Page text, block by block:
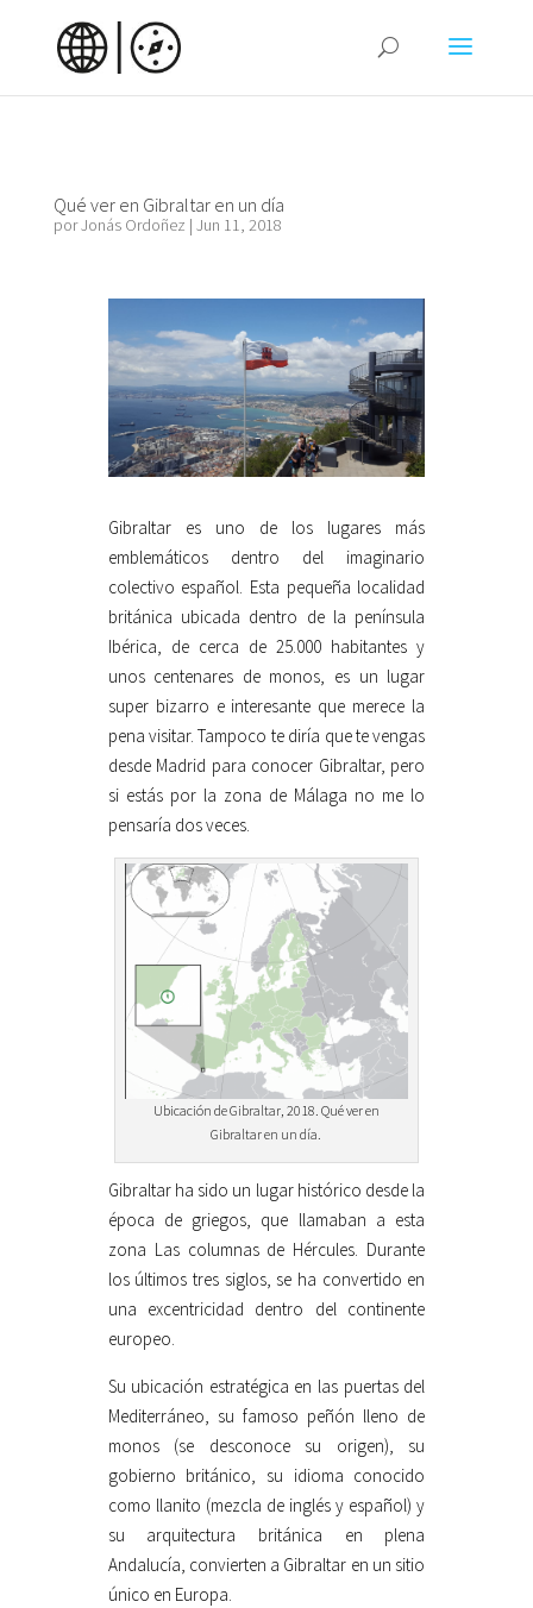
Qué ver en Gibraltar en un día
porJonás Ordoñez | Jun 11, 2018
Gibraltar es uno de los lugares más
emblemáticos dentro del imaginario
colectivo español. Esta pequeña localidad
británica ubicada dentro de la península
Ibérica, de cerca de 25.000 habitantes y
unos centenares de monos, es un lugar
super bizarro e interesante que merece la
pena visitar. Tampoco te diría que te vengas
desde Madrid para conocer Gibraltar, pero
si estás por la zona de Málaga no me lo
pensaría dos veces.
Ubicación de Gibraltar, 2018. Qué ver en
Gibraltar en un día.
Gibraltar ha sido un lugar histórico desde la
época de griegos, que llamaban a esta
zona Las columnas de Hércules. Durante
los últimos tres siglos, se ha convertido en
una excentricidad dentro del continente
europeo.
Su ubicación estratégica en las puertas del
Mediterráneo, su famoso peñón lleno de
monos (se desconoce su origen), su
gobierno británico, su idioma conocido
como llanito (mezcla de inglés y español) y
su arquitectura británica en plena
Andalucía, convierten a Gibraltar en un sitio
único en Europa.